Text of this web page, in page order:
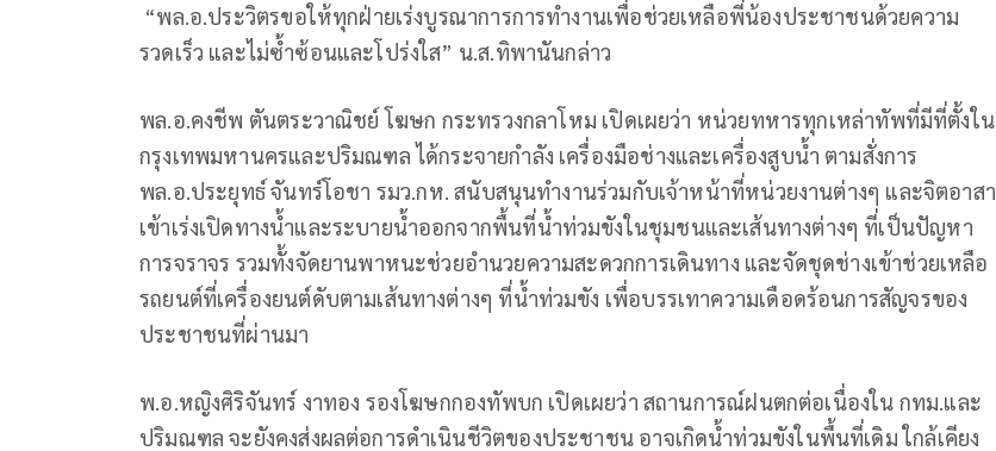
​ “พล.อ.ประวิตรขอให้ทุกฝ่ายเร่งบูรณาการการทำงานเพื่อช่วยเหลือพี่น้องประชาชนด้วยความ
รวดเร็ว และไม่ซ้ำซ้อนและโปร่งใส” น.ส.ทิพานันกล่าว
พล.อ.คงชีพ ตันตระวาณิชย์ โฆษก กระทรวงกลาโหม เปิดเผยว่า หน่วยทหารทุกเหล่าทัพที่มีที่ตั้งใน
กรุงเทพมหานครและปริมณฑล ได้กระจายกำลัง เครื่องมือช่างและเครื่องสูบน้ำ ตามสั่งการ
พล.อ.ประยุทธ์ จันทร์โอชา รมว.กห. สนับสนุนทำงานร่วมกับเจ้าหน้าที่หน่วยงานต่างๆ และจิตอาสา
เข้าเร่งเปิดทางน้ำและระบายน้ำออกจากพื้นที่น้ำท่วมขังในชุมชนและเส้นทางต่างๆ ที่เป็นปัญหา
การจราจร รวมทั้งจัดยานพาหนะช่วยอำนวยความสะดวกการเดินทาง และจัดชุดช่างเข้าช่วยเหลือ
รถยนต์ที่เครื่องยนต์ดับตามเส้นทางต่างๆ ที่น้ำท่วมขัง เพื่อบรรเทาความเดือดร้อนการสัญจรของ
ประชาชนที่ผ่านมา
พ.อ.หญิงศิริจันทร์ งาทอง รองโฆษกกองทัพบก เปิดเผยว่า สถานการณ์ฝนตกต่อเนื่องใน กทม.และ
ปริมณฑล จะยังคงส่งผลต่อการดำเนินชีวิตของประชาชน อาจเกิดน้ำท่วมขังในพื้นที่เดิม ใกล้เคียง